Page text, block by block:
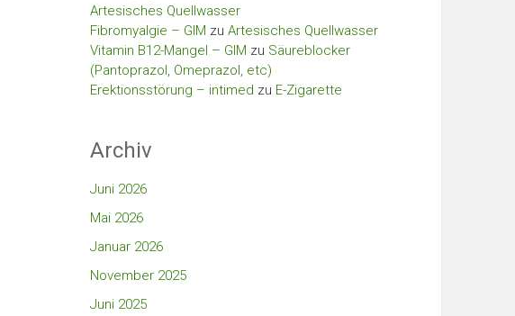
Artesisches Quellwasser
Fibromyalgie – GIM zu Artesisches Quellwasser
Vitamin B12-Mangel – GIM zu Säureblocker
(Pantoprazol, Omeprazol, etc)
Erektionsstörung – intimed zu E-Zigarette
Archiv
Juni 2026
Mai 2026
Januar 2026
November 2025
Juni 2025